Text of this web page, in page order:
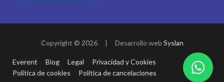
Copyright © 2026 | Desarrollo web Syslan
Everent Blog Legal
Privacidad y Cookies
Política de cookies
Política de cancelaciones